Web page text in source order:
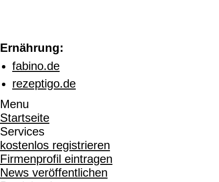
Ernährung:
fabino.de
rezeptigo.de
Menu
Startseite
Services
kostenlos registrieren
Firmenprofil eintragen
News veröffentlichen